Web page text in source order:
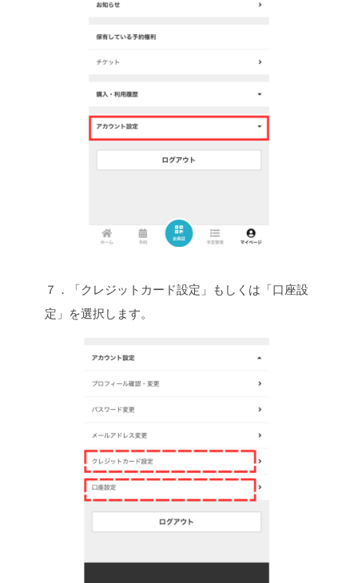
７．「クレジットカード設定」もしくは「口座設
定」を選択します。